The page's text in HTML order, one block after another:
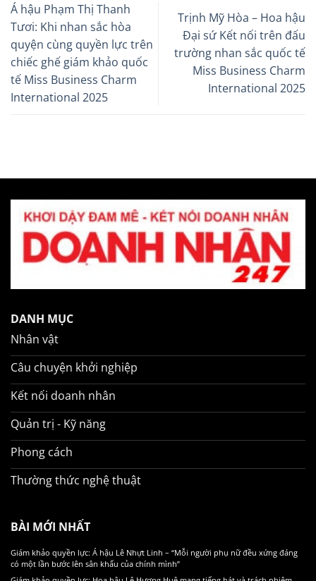
Á hậu Phạm Thị Thanh
Tươi: Khi nhan sắc hòa
quyện cùng quyền lực trên
chiếc ghế giám khảo quốc
tế Miss Business Charm
International 2025
Trịnh Mỹ Hòa – Hoa hậu
Đại sứ Kết nối trên đấu
trường nhan sắc quốc tế
Miss Business Charm
International 2025
DANH MỤC
Nhân vật
Câu chuyện khởi nghiệp
Kết nối doanh nhân
Quản trị - Kỹ năng
Phong cách
Thường thức nghệ thuật
BÀI MỚI NHẤT
Giám khảo quyền lực: Á hậu Lê Nhựt Linh – “Mỗi người phụ nữ đều xứng đáng
có một lần bước lên sân khấu của chính mình”